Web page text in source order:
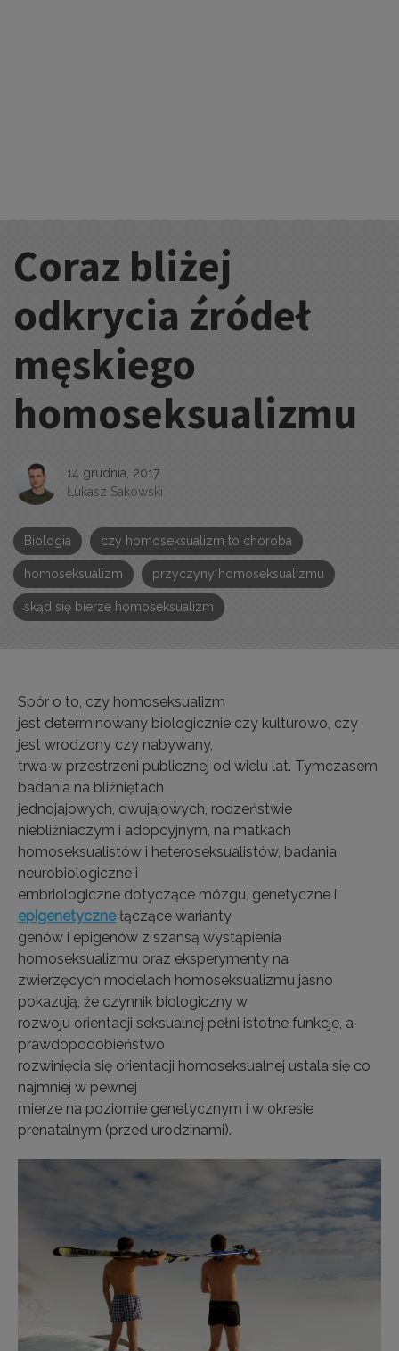
Kategorie:
Coraz bliżej
odkrycia źródeł
męskiego
homoseksualizmu
14 grudnia, 2017
Łukasz Sakowski
Biologia czy homoseksualizm to choroba
homoseksualizm przyczyny homoseksualizmu
skąd się bierze homoseksualizm
Spór o to, czy homoseksualizm
jest determinowany biologicznie czy kulturowo, czy
jest wrodzony czy nabywany,
trwa w przestrzeni publicznej od wielu lat. Tymczasem
badania na bliźniętach
jednojajowych, dwujajowych, rodzeństwie
niebliźniaczym i adopcyjnym, na matkach
homoseksualistów i heteroseksualistów, badania
neurobiologiczne i
embriologiczne dotyczące mózgu, genetyczne i
epigenetycznełączące warianty
genów i epigenów z szansą wystąpienia
homoseksualizmu oraz eksperymenty na
zwierzęcych modelach homoseksualizmu jasno
pokazują, że czynnik biologiczny w
rozwoju orientacji seksualnej pełni istotne funkcje, a
prawdopodobieństwo
rozwinięcia się orientacji homoseksualnej ustala się co
najmniej w pewnej
mierze na poziomie genetycznym i w okresie
prenatalnym (przed urodzinami).